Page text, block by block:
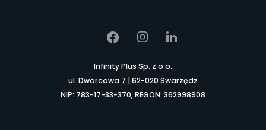
Infinity Plus Sp. z o.o.
ul. Dworcowa 7 | 62-020 Swarzędz
NIP: 783-17-33-370, REGON: 362998908